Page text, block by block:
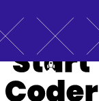
English Čeština